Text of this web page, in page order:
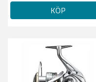
KÖP